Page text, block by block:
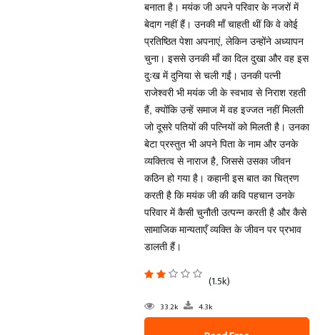
बनाता है। मयंक जी अपने परिवार के नजरों में
बेदाग नहीं हैं। उनकी माँ चाहती थीं कि वे कोई
प्रतिष्ठित पेशा अपनाएं, लेकिन उन्होंने अध्यापन
चुना। इससे उनकी माँ का दिल दुखा और वह इस
दुःख में दुनिया से चली गईं। उनकी पत्नी
राजेश्वरी भी मयंक जी के स्वभाव से निराश रहती
हैं, क्योंकि उन्हें समाज में वह इज्जत नहीं मिलती
जो दूसरे पतियों की पत्नियों को मिलती है। उनका
बेटा प्रस्तुत भी अपने पिता के नाम और उनके
व्यक्तित्व से नाराज है, जिससे उसका जीवन
कठिन हो गया है। कहानी इस बात का चित्रण
करती है कि मयंक जी की कवि पहचान उनके
परिवार में कैसी चुनौती उत्पन्न करती है और कैसे
सामाजिक मान्यताएँ व्यक्ति के जीवन पर प्रभाव
डालती हैं।
(1.5k)
33.2k 4.3k